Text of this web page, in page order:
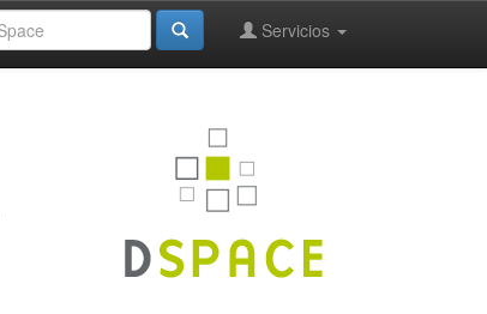
Servicios